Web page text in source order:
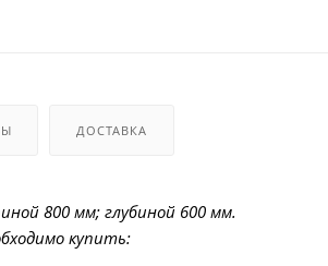
ДОСТАВКА
800 мм; глубиной 600 мм.
купить: